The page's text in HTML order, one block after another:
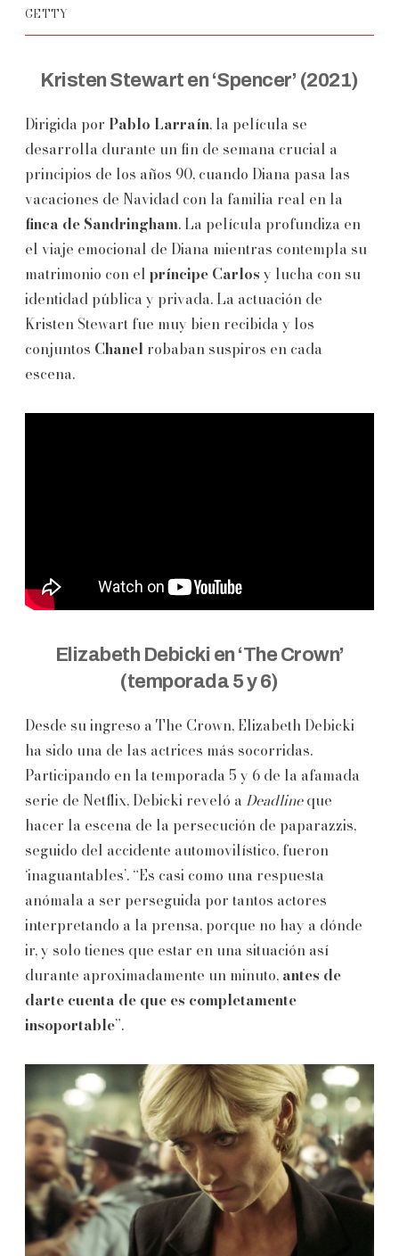
GETTY
Kristen Stewart en ‘Spencer’ (2021)
Dirigida por Pablo Larraín, la película se
desarrolla durante un fin de semana crucial a
principios de los años 90, cuando Diana pasa las
vacaciones de Navidad con la familia real en la
finca de Sandringham. La película profundiza en
el viaje emocional de Diana mientras contempla su
matrimonio con el príncipe Carlos y lucha con su
identidad pública y privada. La actuación de
Kristen Stewart fue muy bien recibida y los
conjuntos Chanel robaban suspiros en cada
escena.
Elizabeth Debicki en ‘The Crown’
(temporada 5 y 6)
Desde su ingreso a The Crown, Elizabeth Debicki
ha sido una de las actrices más socorridas.
Participando en la temporada 5 y 6 de la afamada
serie de Netflix, Debicki reveló a Deadlineque
hacer la escena de la persecución de paparazzis,
seguido del accidente automovilístico, fueron
‘inaguantables’. “Es casi como una respuesta
anómala a ser perseguida por tantos actores
interpretando a la prensa, porque no hay a dónde
ir, y solo tienes que estar en una situación así
durante aproximadamente un minuto, antes de
darte cuenta de que es completamente
insoportable”.